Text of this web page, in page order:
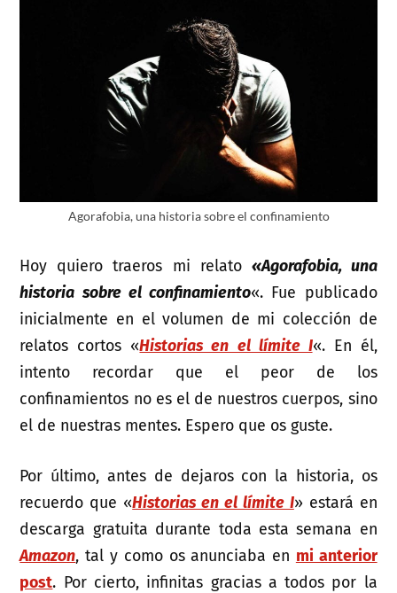
Agorafobia, una historia sobre el confinamiento
Hoy quiero traeros mi relato «Agorafobia, una
historia sobre el confinamiento«. Fue publicado
inicialmente en el volumen de mi colección de
relatos cortos «Historias en el límite I«. En él,
intento recordar que el peor de los
confinamientos no es el de nuestros cuerpos, sino
el de nuestras mentes. Espero que os guste.
Por último, antes de dejaros con la historia, os
recuerdo que «Historias en el límite I» estará en
descarga gratuita durante toda esta semana en
Amazon, tal y como os anunciaba en mi anterior
post. Por cierto, infinitas gracias a todos por la